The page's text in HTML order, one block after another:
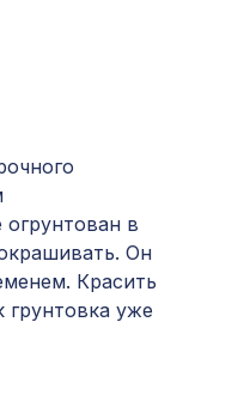
Перфорированная
ХДФ, белая
Перфорированная
огрунтован в
Он
Красить
грунтовка уже